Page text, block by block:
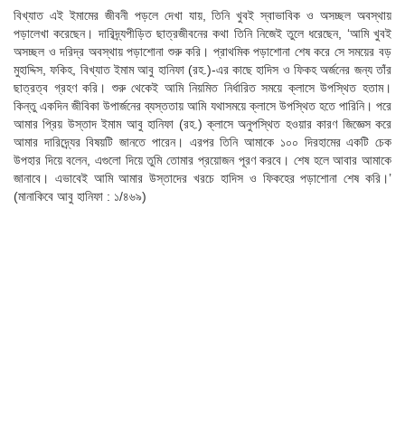
বিখ্যাত এই ইমামের জীবনী পড়লে দেখা যায়, তিনি খুবই স্বাভাবিক ও অসচ্ছল অবস্থায়
পড়ালেখা করেছেন। দারিদ্র্যপীড়িত ছাত্রজীবনের কথা তিনি নিজেই তুলে ধরেছেন, ‘আমি খুবই
অসচ্ছল ও দরিদ্র অবস্থায় পড়াশোনা শুরু করি। প্রাথমিক পড়াশোনা শেষ করে সে সময়ের বড়
মুহাদ্দিস, ফকিহ, বিখ্যাত ইমাম আবু হানিফা (রহ.)-এর কাছে হাদিস ও ফিকহ অর্জনের জন্য তাঁর
ছাত্রত্ব গ্রহণ করি। শুরু থেকেই আমি নিয়মিত নির্ধারিত সময়ে ক্লাসে উপস্থিত হতাম।
কিন্তু একদিন জীবিকা উপার্জনের ব্যস্ততায় আমি যথাসময়ে ক্লাসে উপস্থিত হতে পারিনি। পরে
আমার প্রিয় উস্তাদ ইমাম আবু হানিফা (রহ.) ক্লাসে অনুপস্থিত হওয়ার কারণ জিজ্ঞেস করে
আমার দারিদ্র্যের বিষয়টি জানতে পারেন। এরপর তিনি আমাকে ১০০ দিরহামের একটি চেক
উপহার দিয়ে বলেন, এগুলো দিয়ে তুমি তোমার প্রয়োজন পূরণ করবে। শেষ হলে আবার আমাকে
জানাবে। এভাবেই আমি আমার উস্তাদের খরচে হাদিস ও ফিকহের পড়াশোনা শেষ করি।’
(মানাকিবে আবু হানিফা : ১/৪৬৯)